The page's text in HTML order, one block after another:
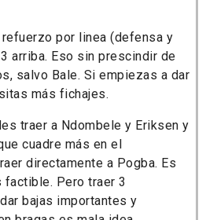
refuerzo por linea (defensa y
arriba. Eso sin prescindir de
salvo Bale. Si empiezas a dar
más fichajes.
traer a Ndombele y Eriksen y
cuadre más en el
directamente a Pogba. Es
Pero traer 3
bajas importantes y